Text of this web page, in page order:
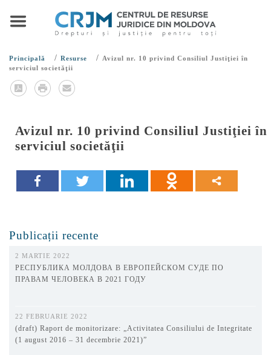
Principală / Resurse / Avizul nr. 10 privind Consiliul Justiţiei în
serviciul societăţii
Avizul nr. 10 privind Consiliul Justiţiei în
serviciul societăţii
Publicații recente
2 MARTIE 2022
РЕСПУБЛИКА МОЛДОВА В ЕВРОПЕЙСКОМ СУДЕ ПО
ПРАВАМ ЧЕЛОВЕКА В 2021 ГОДУ
22 FEBRUARIE 2022
(draft) Raport de monitorizare: „Activitatea Consiliului de Integritate
(1 august 2016 – 31 decembrie 2021)”